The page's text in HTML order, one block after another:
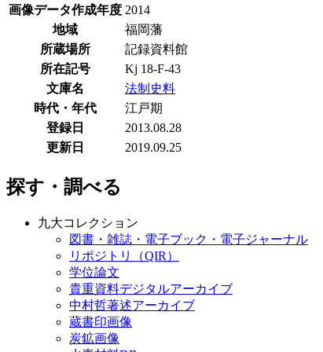
画像データ作成年度 2014
地域
福岡藩
所蔵場所
記録資料館
所在記号
Kj 18-F-43
文庫名
法制史料
時代・年代
江戸期
登録日
2013.08.28
更新日
2019.09.25
探す・調べる
九大コレクション
図書・雑誌・電子ブック・電子ジャーナル
リポジトリ（QIR）
学位論文
貴重資料デジタルアーカイブ
中村哲著述アーカイブ
蔵書印画像
炭鉱画像